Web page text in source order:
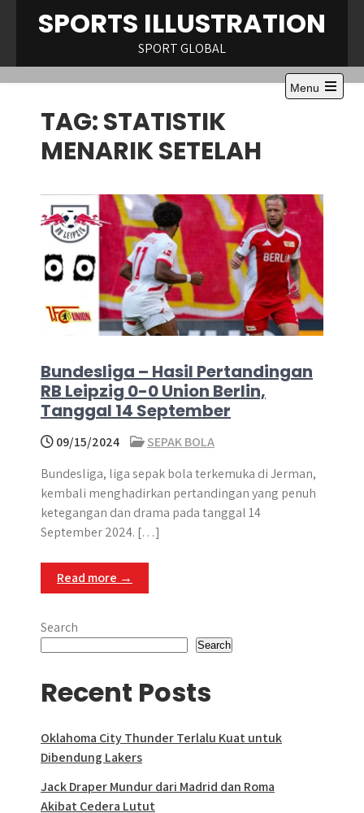
SPORTS ILLUSTRATION
SPORT GLOBAL
Menu
Open
TAG:STATISTIK
MENARIK SETELAH
Bundesliga – Hasil Pertandingan
RB Leipzig 0-0 Union Berlin,
Tanggal 14 September
09/15/2024
SEPAK BOLA
Bundesliga, liga sepak bola terkemuka di Jerman,
kembali menghadirkan pertandingan yang penuh
ketegangan dan drama pada tanggal 14
September 2024. […]
Read more →
Search
Search
Recent Posts
Oklahoma City Thunder Terlalu Kuat untuk
Dibendung Lakers
Jack Draper Mundur dari Madrid dan Roma
Akibat Cedera Lutut